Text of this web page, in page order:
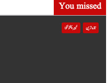
You missed
تازہ ترین خیبر پختونخوا